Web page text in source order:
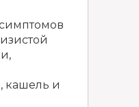
кашель и